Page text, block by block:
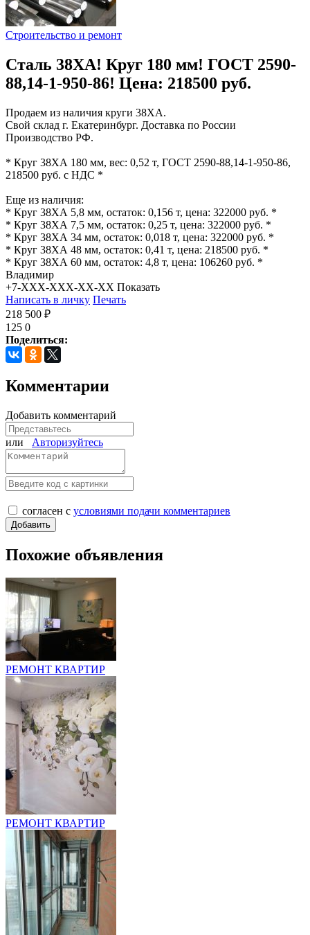
Строительство и ремонт
Сталь 38ХА! Круг 180 мм! ГОСТ 2590-
88,14-1-950-86! Цена: 218500 руб.
Продаем из наличия круги 38ХА.
Свой склад г. Екатеринбург. Доставка по России
Производство РФ.
* Круг 38ХА 180 мм, вес: 0,52 т, ГОСТ 2590-88,14-1-950-86,
218500 руб. с НДС *
Еще из наличия:
* Круг 38ХА 5,8 мм, остаток: 0,156 т, цена: 322000 руб. *
* Круг 38ХА 7,5 мм, остаток: 0,25 т, цена: 322000 руб. *
* Круг 38ХА 34 мм, остаток: 0,018 т, цена: 322000 руб. *
* Круг 38ХА 48 мм, остаток: 0,41 т, цена: 218500 руб. *
* Круг 38ХА 60 мм, остаток: 4,8 т, цена: 106260 руб. *
Владимир
+7-XXX-XXX-XX-XX Показать
Написать в личку Печать
218 500 ₽
125 0
Поделиться:
Комментарии
Добавить комментарий
или Авторизуйтесь
согласен с условиями подачи комментариев
Похожие объявления
РЕМОНТ КВАРТИР
РЕМОНТ КВАРТИР